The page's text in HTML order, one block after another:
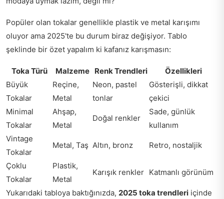
Popüler olan tokalar genellikle plastik ve metal karışımı
oluyor ama 2025'te bu durum biraz değişiyor. Tablo
şeklinde bir özet yapalım ki kafanız karışmasın:
Toka Türü Malzeme Renk Trendleri
Özellikleri
Büyük
Tokalar
Reçine,
Metal
Neon, pastel
tonlar
Gösterişli, dikkat
çekici
Minimal
Tokalar
Ahşap,
Metal
Doğal renkler
Sade, günlük
kullanım
Vintage
Tokalar
Metal, Taş Altın, bronz Retro, nostaljik
Çoklu
Tokalar
Plastik,
Metal
Karışık renkler Katmanlı görünüm
Yukarıdaki tabloya baktığınızda, 2025 toka trendleri içinde